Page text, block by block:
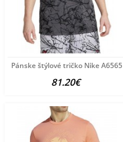
Pánske štýlové tričko Nike A6565
81.20€